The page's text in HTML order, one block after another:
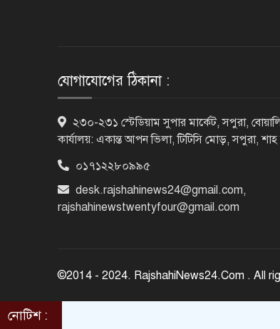
যোগাযোগের ঠিকানা :
২৩০-২৩১ স্টেডিয়াম সুপার মার্কেট, সপুরা,
কার্যালয়: একান্ত আপন ভিলা, টিটিসি মোড়, সপুরা,
০১৭১২২৮০৯৯৫
desk.rajshahinews24@gmail.com,
rajshahinewstwentyfour@gmail.com
©2014 - 2024. RajshahiNews24.Com . All
নোটিশ :